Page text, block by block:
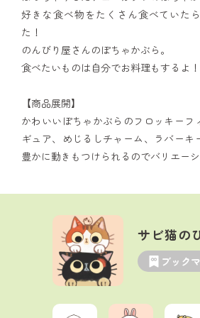
好きな食べ物をたくさん食べていた
た！
のんびり屋さんのぽちゃかぶら。
食べたいものは自分でお料理もするよ！
【商品展開】
かわいいぽちゃかぶらのフロッキーフ
ギュア、めじるしチャーム、ラバーキ
豊かに動きもつけられるのでバリエー
サビ猫の
ブック